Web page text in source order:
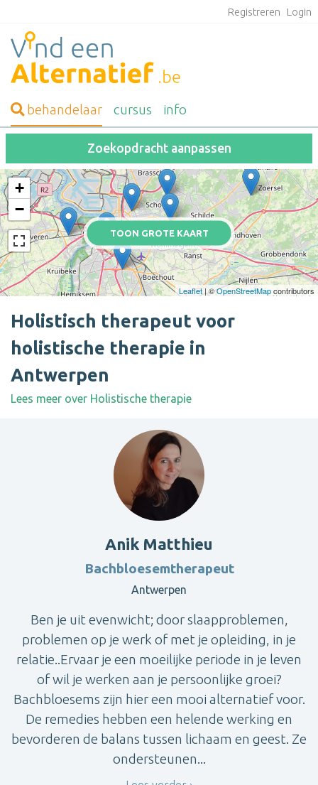
Registreren Login
behandelaar cursus info
Zoekopdracht aanpassen
TOON GROTE KAART
+
−
Leaflet | ©OpenStreetMapcontributors
Holistisch therapeut voor
holistische therapie in
Antwerpen
Lees meer over Holistische therapie
Anik Matthieu
Bachbloesemtherapeut
Antwerpen
Ben je uit evenwicht; door slaapproblemen,
problemen op je werk of met je opleiding, in je
relatie..Ervaar je een moeilijke periode in je leven
of wil je werken aan je persoonlijke groei?
Bachbloesems zijn hier een mooi alternatief voor.
De remedies hebben een helende werking en
bevorderen de balans tussen lichaam en geest. Ze
ondersteunen...